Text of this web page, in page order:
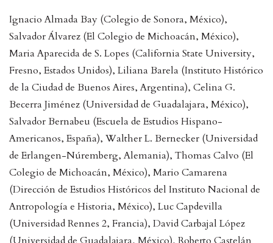
Ignacio Almada Bay (Colegio de Sonora, México),
Salvador Álvarez (El Colegio de Michoacán, México),
Maria Aparecida de S. Lopes (California State University,
Fresno, Estados Unidos), Liliana Barela (Instituto Histórico
de la Ciudad de Buenos Aires, Argentina), Celina G.
Becerra Jiménez (Universidad de Guadalajara, México),
Salvador Bernabeu (Escuela de Estudios Hispano-
Americanos, España), Walther L. Bernecker (Universidad
de Erlangen-Núremberg, Alemania), Thomas Calvo (El
Colegio de Michoacán, México), Mario Camarena
(Dirección de Estudios Históricos del Instituto Nacional de
Antropología e Historia, México), Luc Capdevilla
(Universidad Rennes 2, Francia), David Carbajal López
(Universidad de Guadalajara, México), Roberto Castelán